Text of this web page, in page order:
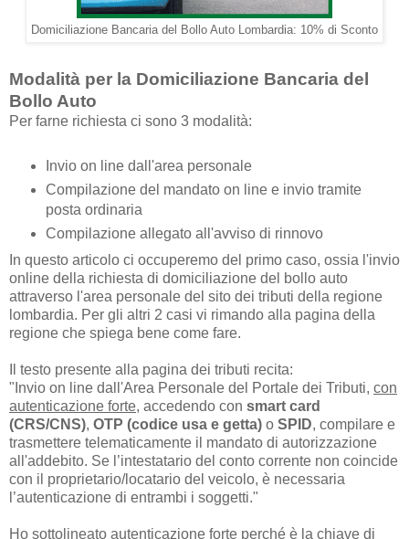
Domiciliazione Bancaria del Bollo Auto Lombardia: 10% di Sconto
Modalità per la Domiciliazione Bancaria del
Bollo Auto
Per farne richiesta ci sono 3 modalità:
Invio on line dall'area personale
Compilazione del mandato on line e invio tramite
posta ordinaria
Compilazione allegato all'avviso di rinnovo
In questo articolo ci occuperemo del primo caso, ossia l'invio
online della richiesta di domiciliazione del bollo auto
attraverso l'area personale del sito dei tributi della regione
lombardia. Per gli altri 2 casi vi rimando alla pagina della
regione che spiega bene come fare.
Il testo presente alla pagina dei tributi recita:
"Invio on line dall'Area Personale del Portale dei Tributi, con
autenticazione forte, accedendo con smart card
(CRS/CNS), OTP (codice usa e getta) o SPID, compilare e
trasmettere telematicamente il mandato di autorizzazione
all'addebito. Se l’intestatario del conto corrente non coincide
con il proprietario/locatario del veicolo, è necessaria
l’autenticazione di entrambi i soggetti."
Ho sottolineato autenticazione forte perché è la chiave di